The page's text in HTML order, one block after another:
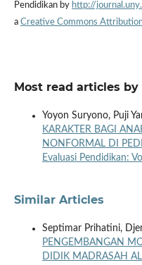
Pendidikan by http://
a Creative Commons
Most read articles
Yoyon Suryono, Puji
KARAKTER BAGI
NONFORMAL DI
Evaluasi Pendidikan:
Similar Articles
Septimar Prihatini,
PENGEMBANGAN
DIDIK MADRASAH